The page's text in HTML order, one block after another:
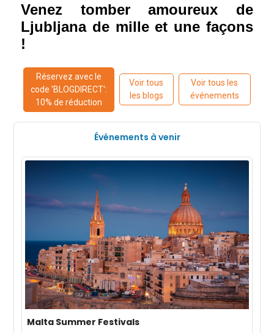
Venez tomber amoureux de
Ljubljana de mille et une façons
!
Réservez avec le
code 'BLOGDIRECT':
10% de réduction
Voir tous
les blogs
Voir tous les
événements
Événements à venir
Malta Summer Festivals